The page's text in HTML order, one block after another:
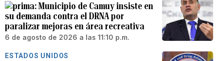
Municipio de Camuy insiste en
su demanda contra el DRNA por
paralizar mejoras en área recreativa
6 de agosto de 2026 a las 11:10 p.m.
ESTADOS UNIDOS